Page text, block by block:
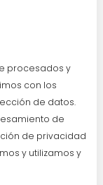
procesados y
con los
de datos.
de
de privacidad
y utilizamos y